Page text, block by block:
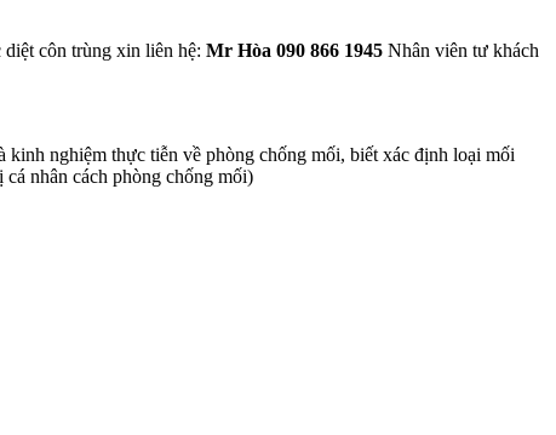
côn trùng xin liên hệ: Mr Hòa 090 866 1945 Nhân viên tư khách
nghiệm thực tiễn về phòng chống mối, biết xác định loại mối
nhân cách phòng chống mối)